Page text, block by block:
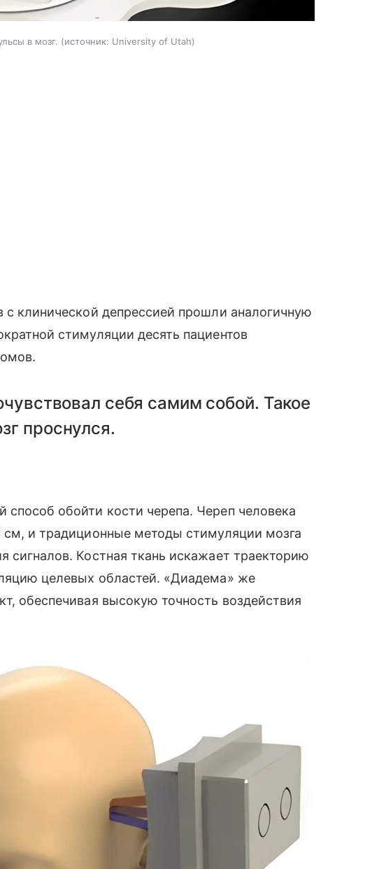
в мозг. источник: University of Utah
с клинической депрессией прошли аналогичную
стимуляции десять пациентов
себя самим собой. Такое
проснулся.
обойти кости черепа. Череп человека
и традиционные методы стимуляции мозга
сигналов. Костная ткань искажает траекторию
целевых областей. «Диадема» же
обеспечивая высокую точность воздействия